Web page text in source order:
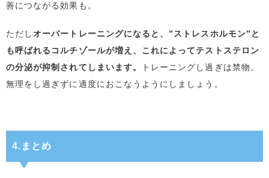
善につながる効果も。
ただしオーバートレーニングになると、”ストレスホルモン”と
も呼ばれるコルチゾールが増え、これによってテストステロン
の分泌が抑制されてしまいます。
トレーニングし過ぎは禁物。
無理をし過ぎずに適度におこなうようにしましょう。
4.まとめ